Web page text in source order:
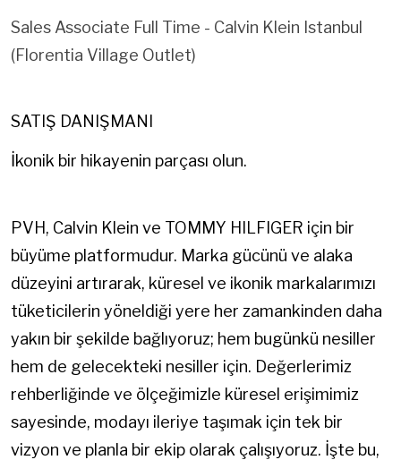
Sales Associate Full Time - Calvin Klein Istanbul
(Florentia Village Outlet)
SATIŞ DANIŞMANI
İkonik bir hikayenin parçası olun.
PVH, Calvin Klein ve TOMMY HILFIGER için bir
büyüme platformudur. Marka gücünü ve alaka
düzeyini artırarak, küresel ve ikonik markalarımızı
tüketicilerin yöneldiği yere her zamankinden daha
yakın bir şekilde bağlıyoruz; hem bugünkü nesiller
hem de gelecekteki nesiller için. Değerlerimiz
rehberliğinde ve ölçeğimizle küresel erişimimiz
sayesinde, modayı ileriye taşımak için tek bir
vizyon ve planla bir ekip olarak çalışıyoruz. İşte bu,